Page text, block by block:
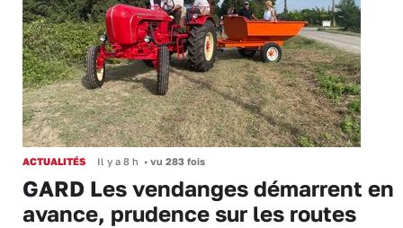
ACTUALITÉS Il y a 8 h • vu 283 fois
GARD Les vendanges démarrent en
avance, prudence sur les routes